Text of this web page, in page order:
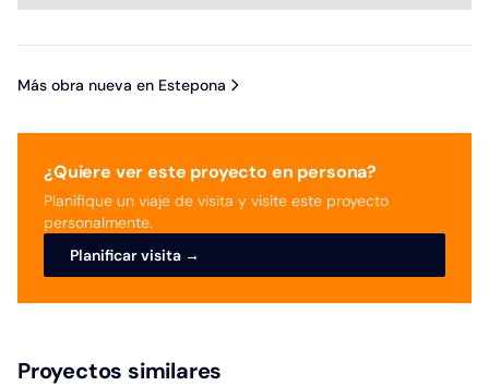
Más obra nueva en Estepona
¿Quiere ver este proyecto en persona?
Planifique un viaje de visita y visite este proyecto
personalmente.
Planificar visita →
Proyectos similares